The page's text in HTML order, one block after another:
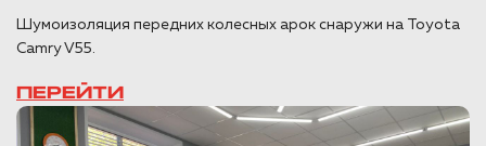
Шумоизоляция передних колесных арок снаружи на Toyota
Camry V55.
ПЕРЕЙТИ